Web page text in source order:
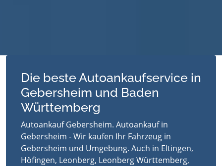
Die beste Autoankaufservice in
Gebersheim und Baden
Württemberg
Autoankauf Gebersheim. Autoankauf in
Gebersheim - Wir kaufen Ihr Fahrzeug in
Gebersheim und Umgebung. Auch in Eltingen,
Höfingen, Leonberg, Leonberg Württemberg,